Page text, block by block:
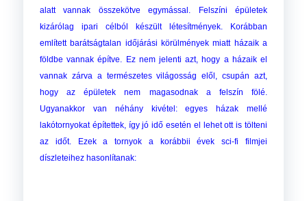
alatt vannak összekötve egymással. Felszíni épületek
kizárólag ipari célból készült létesítmények. Korábban
említett barátságtalan időjárási körülmények miatt házaik a
földbe vannak építve. Ez nem jelenti azt, hogy a házaik el
vannak zárva a természetes világosság elől, csupán azt,
hogy az épületek nem magasodnak a felszín fölé.
Ugyanakkor van néhány kivétel: egyes házak mellé
lakótornyokat építettek, így jó idő esetén el lehet ott is tölteni
az időt. Ezek a tornyok a korábbii évek sci-fi filmjei
díszleteihez hasonlítanak: